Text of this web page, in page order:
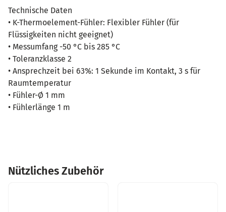
Technische Daten
• K-Thermoelement-Fühler: Flexibler Fühler (für
Flüssigkeiten nicht geeignet)
• Messumfang -50 °C bis 285 °C
• Toleranzklasse 2
• Ansprechzeit bei 63%: 1 Sekunde im Kontakt, 3 s für
Raumtemperatur
• Fühler-Ø 1 mm
• Fühlerlänge 1 m
Nützliches Zubehör